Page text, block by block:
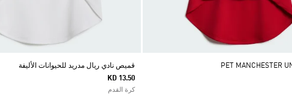
قميص نادي ريال مدريد للحيوانات الأليفة
KD 13.50
كرة القدم